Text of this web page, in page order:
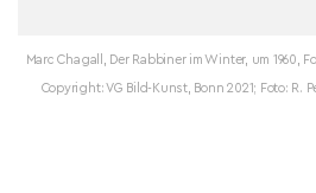
Marc Chagall, Der Rabbiner im Winter, um 1960,
Copyright: VG Bild-Kunst, Bonn 2021; Foto: R.